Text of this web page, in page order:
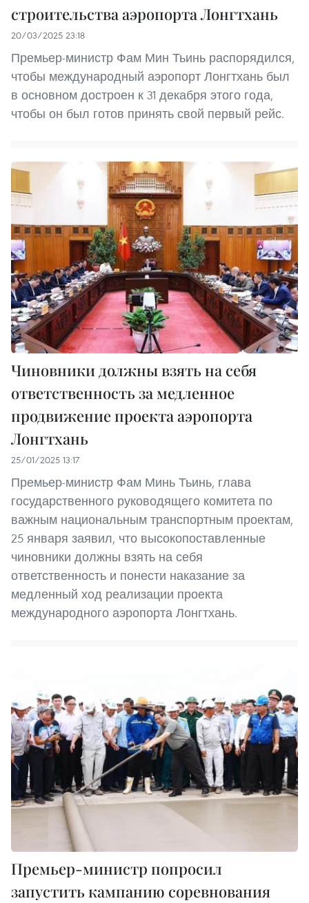
строительства аэропорта Лонгтхань
20/03/2025 23:18
Премьер-министр Фам Мин Тьинь распорядился,
чтобы международный аэропорт Лонгтхань был
в основном достроен к 31 декабря этого года,
чтобы он был готов принять свой первый рейс.
Чиновники должны взять на себя
ответственность за медленное
продвижение проекта аэропорта
Лонгтхань
25/01/2025 13:17
Премьер-министр Фам Минь Тьинь, глава
государственного руководящего комитета по
важным национальным транспортным проектам,
25 января заявил, что высокопоставленные
чиновники должны взять на себя
ответственность и понести наказание за
медленный ход реализации проекта
международного аэропорта Лонгтхань.
Премьер-министр попросил
запустить кампанию соревнования